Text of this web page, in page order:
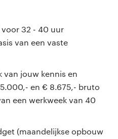
32 - 40 uur
van een vaste
van jouw kennis en
en € 8.675,- bruto
een werkweek van 40
(maandelijkse opbouw